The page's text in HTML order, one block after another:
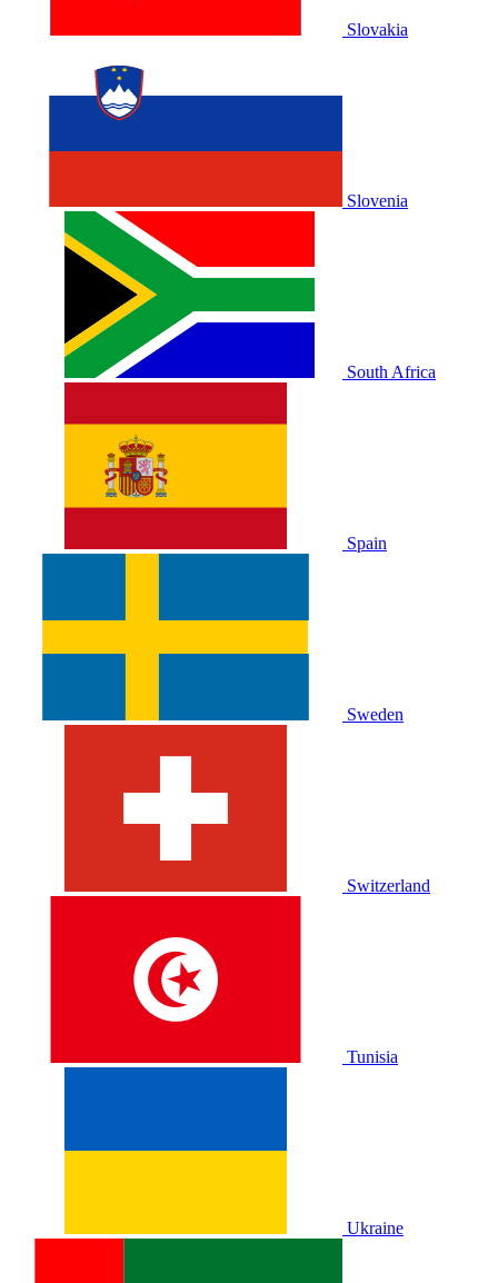
Slovakia
Slovenia
South Africa
Spain
Sweden
Switzerland
Tunisia
Ukraine